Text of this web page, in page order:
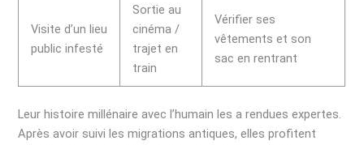
Visite d’un lieu
public infesté
Sortie au
cinéma /
trajet en
train
Vérifier ses
vêtements et son
sac en rentrant
Leur histoire millénaire avec l’humain les a rendues expertes.
Après avoir suivi les migrations antiques, elles profitent